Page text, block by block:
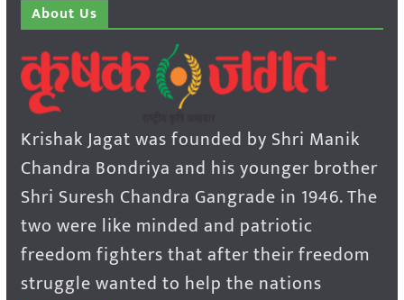
About Us
Krishak Jagat was founded by Shri Manik
Chandra Bondriya and his younger brother
Shri Suresh Chandra Gangrade in 1946. The
two were like minded and patriotic
freedom fighters that after their freedom
struggle wanted to help the nations